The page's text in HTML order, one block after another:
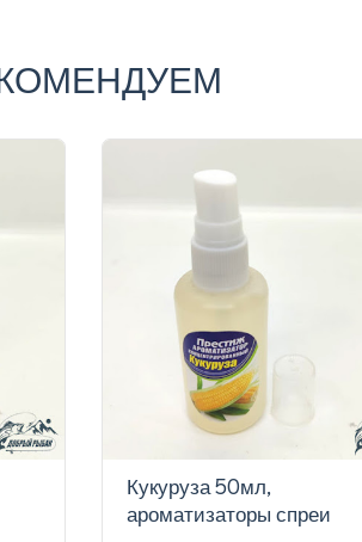
Кукуруза 50мл,
ароматизаторы спреи